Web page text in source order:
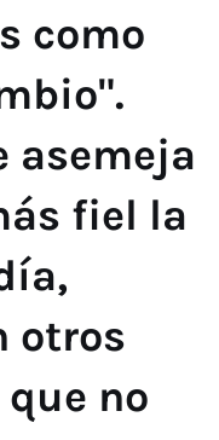
como
asemeja
fiel la
otros
no